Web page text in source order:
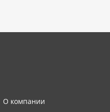
О компании